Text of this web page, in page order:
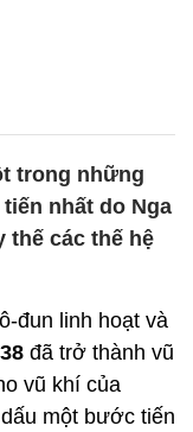
trong những
nhất do Nga
thế các thế hệ
đun linh hoạt và
đã trở thành vũ
vũ khí của
một bước tiến